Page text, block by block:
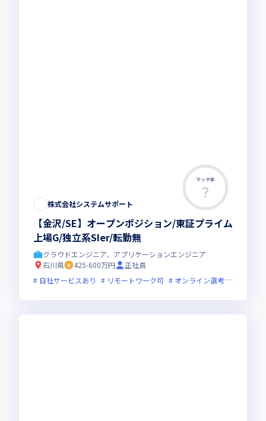
マッチ率
株式会社システムサポート
【金沢/SE】オープンポジション/東証プライム
上場G/独立系SIer/転勤無
クラウドエンジニア、アプリケーションエンジニア
石川県
425-600万円
正社員
自社サービスあり
リモートワーク可 オンライン選考可